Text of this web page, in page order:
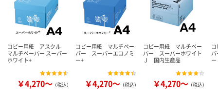
コピー用紙 アスクル
マルチペーパー スーパー
ホワイト+
￥4,270～ （税込）
コピー用紙 マルチペー
パー スーパーエコノミ
ー+
￥4,270～ （税込）
コピー用紙 マルチペー
パー スーパーホワイト
Ｊ 国内生産品
￥4,270～ （税込）